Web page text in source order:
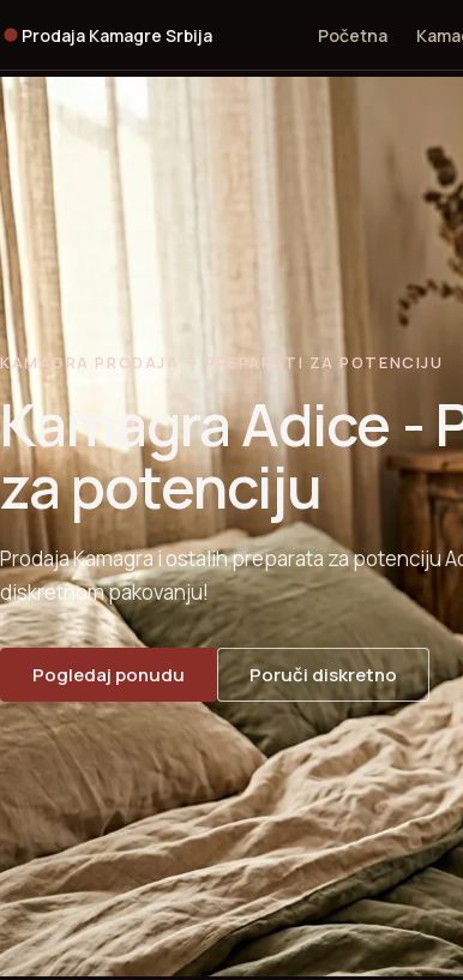
Prodaja Kamagre Srbija Početna
KAMAGRA PRODAJA — PREPARATI ZA POTENCIJU
Kamagra Adice -
za potenciju
Prodaja Kamagra i ostalih preparata za potenciju
diskretnom pakovanju!
Pogledaj ponudu Poruči diskretno